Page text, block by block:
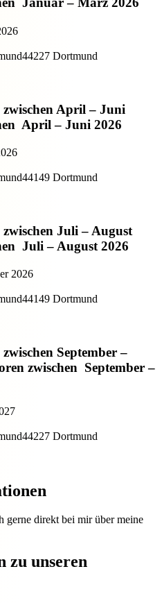
44227 Dortmund
April – Juni
April – Juni 2026
44149 Dortmund
Juli – August
Juli – August 2026
2026
44149 Dortmund
September –
zwischen September –
44227 Dortmund
direkt bei mir über meine
zu unseren